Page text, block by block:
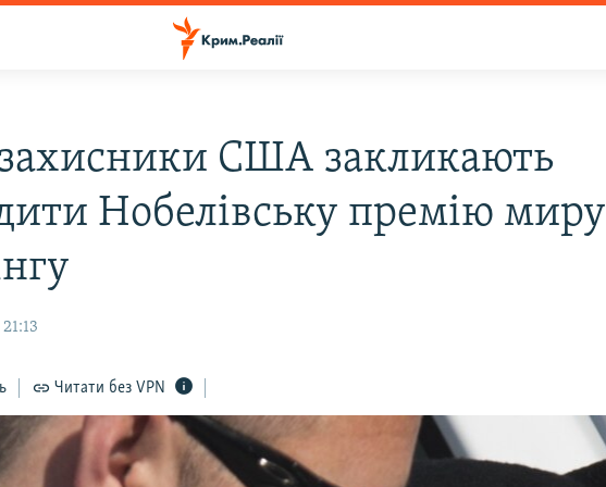
США закликають
Нобелівську премію миру
Читати без VPN